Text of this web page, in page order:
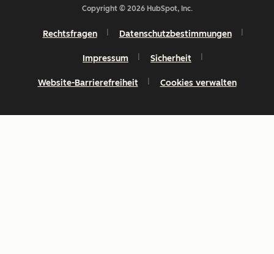
Copyright © 2026 HubSpot, Inc.
Rechtsfragen Datenschutzbestimmungen
Impressum Sicherheit
Website-Barrierefreiheit Cookies verwalten